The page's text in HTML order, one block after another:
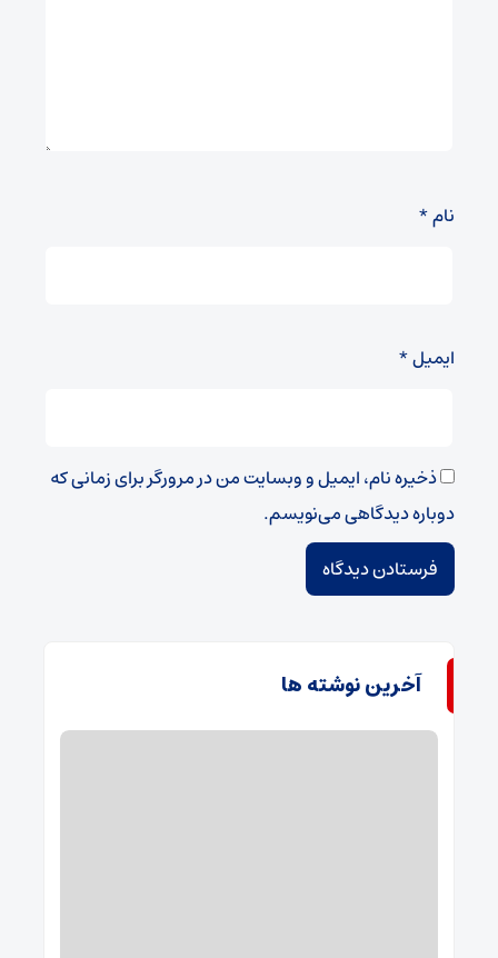
نام*
ایمیل*
ذخیره نام، ایمیل و وبسایت من در مرورگر برای زمانی که
دوباره دیدگاهی می‌نویسم.
آخرین نوشته ها